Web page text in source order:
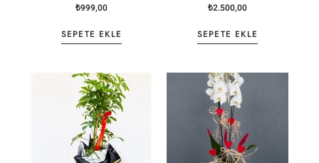
₺999,00
SEPETE EKLE
₺2.500,00
SEPETE EKLE